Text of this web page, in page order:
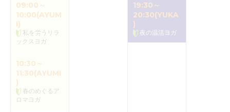
09:00～
10:00(AYUM
I)
私を労うリラ
ックスヨガ
10:30～
11:30(AYUMI
)
春のめぐるア
ロマヨガ
19:30～
20:30(YUKA
)
夜の温活ヨガ